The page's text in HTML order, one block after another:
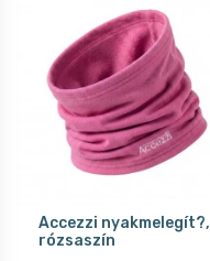
Accezzi nyakmelegít?,
rózsaszín